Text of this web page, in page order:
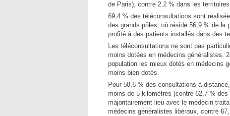
de Paris), contre 2,2 % dans les
69,4 % des téléconsultations sont
des grands pôles, où réside 56,9 % de la
profité à des patients installés dans des
Les téléconsultations ne sont pas
moins dotées en médecins généralistes.
population les mieux dotés en médecins
moins bien dotés.
Pour 58,6 % des consultations à
moins de 5 kilomètres (contre 62,7 %
majoritairement lieu avec le médecin
médecins généralistes libéraux, contre